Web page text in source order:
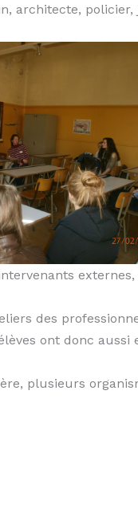
architecte,
des
ont donc
plusieurs